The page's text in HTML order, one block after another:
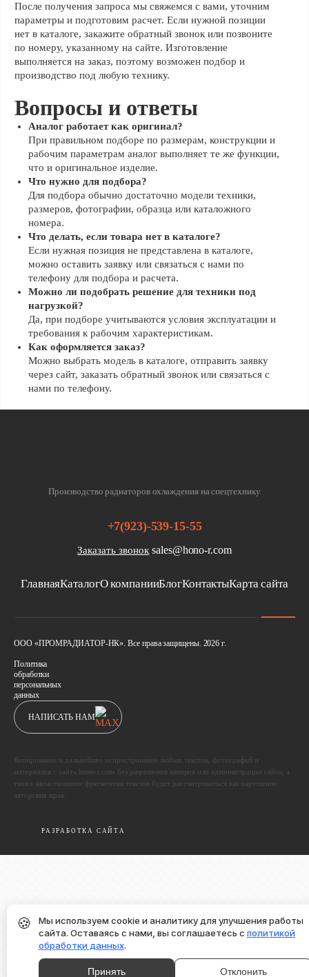
После получения запроса мы свяжемся с вами, уточним
параметры и подготовим расчет. Если нужной позиции
нет в каталоге, закажите обратный звонок или позвоните
по номеру, указанному на сайте. Изготовление
выполняется на заказ, поэтому возможен подбор и
производство под любую технику.
Вопросы и ответы
Аналог работает как оригинал?
При правильном подборе по размерам, конструкции и
рабочим параметрам аналог выполняет те же функции,
что и оригинальное изделие.
Что нужно для подбора?
Для подбора обычно достаточно модели техники,
размеров, фотографии, образца или каталожного
номера.
Что делать, если товара нет в каталоге?
Если нужная позиция не представлена в каталоге,
можно оставить заявку или связаться с нами по
телефону для подбора и расчета.
Можно ли подобрать решение для техники под
нагрузкой?
Да, при подборе учитываются условия эксплуатации и
требования к рабочим характеристикам.
Как оформляется заказ?
Можно выбрать модель в каталоге, отправить заявку
через сайт, заказать обратный звонок или связаться с
нами по телефону.
Производство радиаторов охлаждения на спецтехнику
ГлавнаяКаталогО компанииБлогКонтактыКарта сайта
+7(923)-539-15-55
Заказать звонок sales@hono-r.com
ООО «ПРОМРАДИАТОР-НК». Все права защищены. 2026 г.
Политика
обработки
персональных
данных
НАПИСАТЬ НАМ
Копирование и дальнейшее испространение любых текстов, фотографий и
материалов с сайта hono-r.com без разрешения авторов или администрации сайта, а
также заимствование фрагментов текстов будет рассматриваться как нарушение
авторских прав.
РАЗРАБОТКА САЙТА
🍪
Мы используем cookie и аналитику для улучшения работы
сайта. Оставаясь с нами, вы соглашаетесь с политикой
обработки данных.
Принять Отклонить